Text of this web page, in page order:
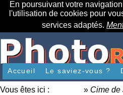
En poursuivant votre
l'utilisation de cookies pour
services adaptés.
Accueil Le saviez-vous ?
Vous êtes ici : » Cime de